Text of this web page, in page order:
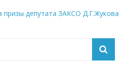
депутата ЗАКСО Д.Г.Жукова